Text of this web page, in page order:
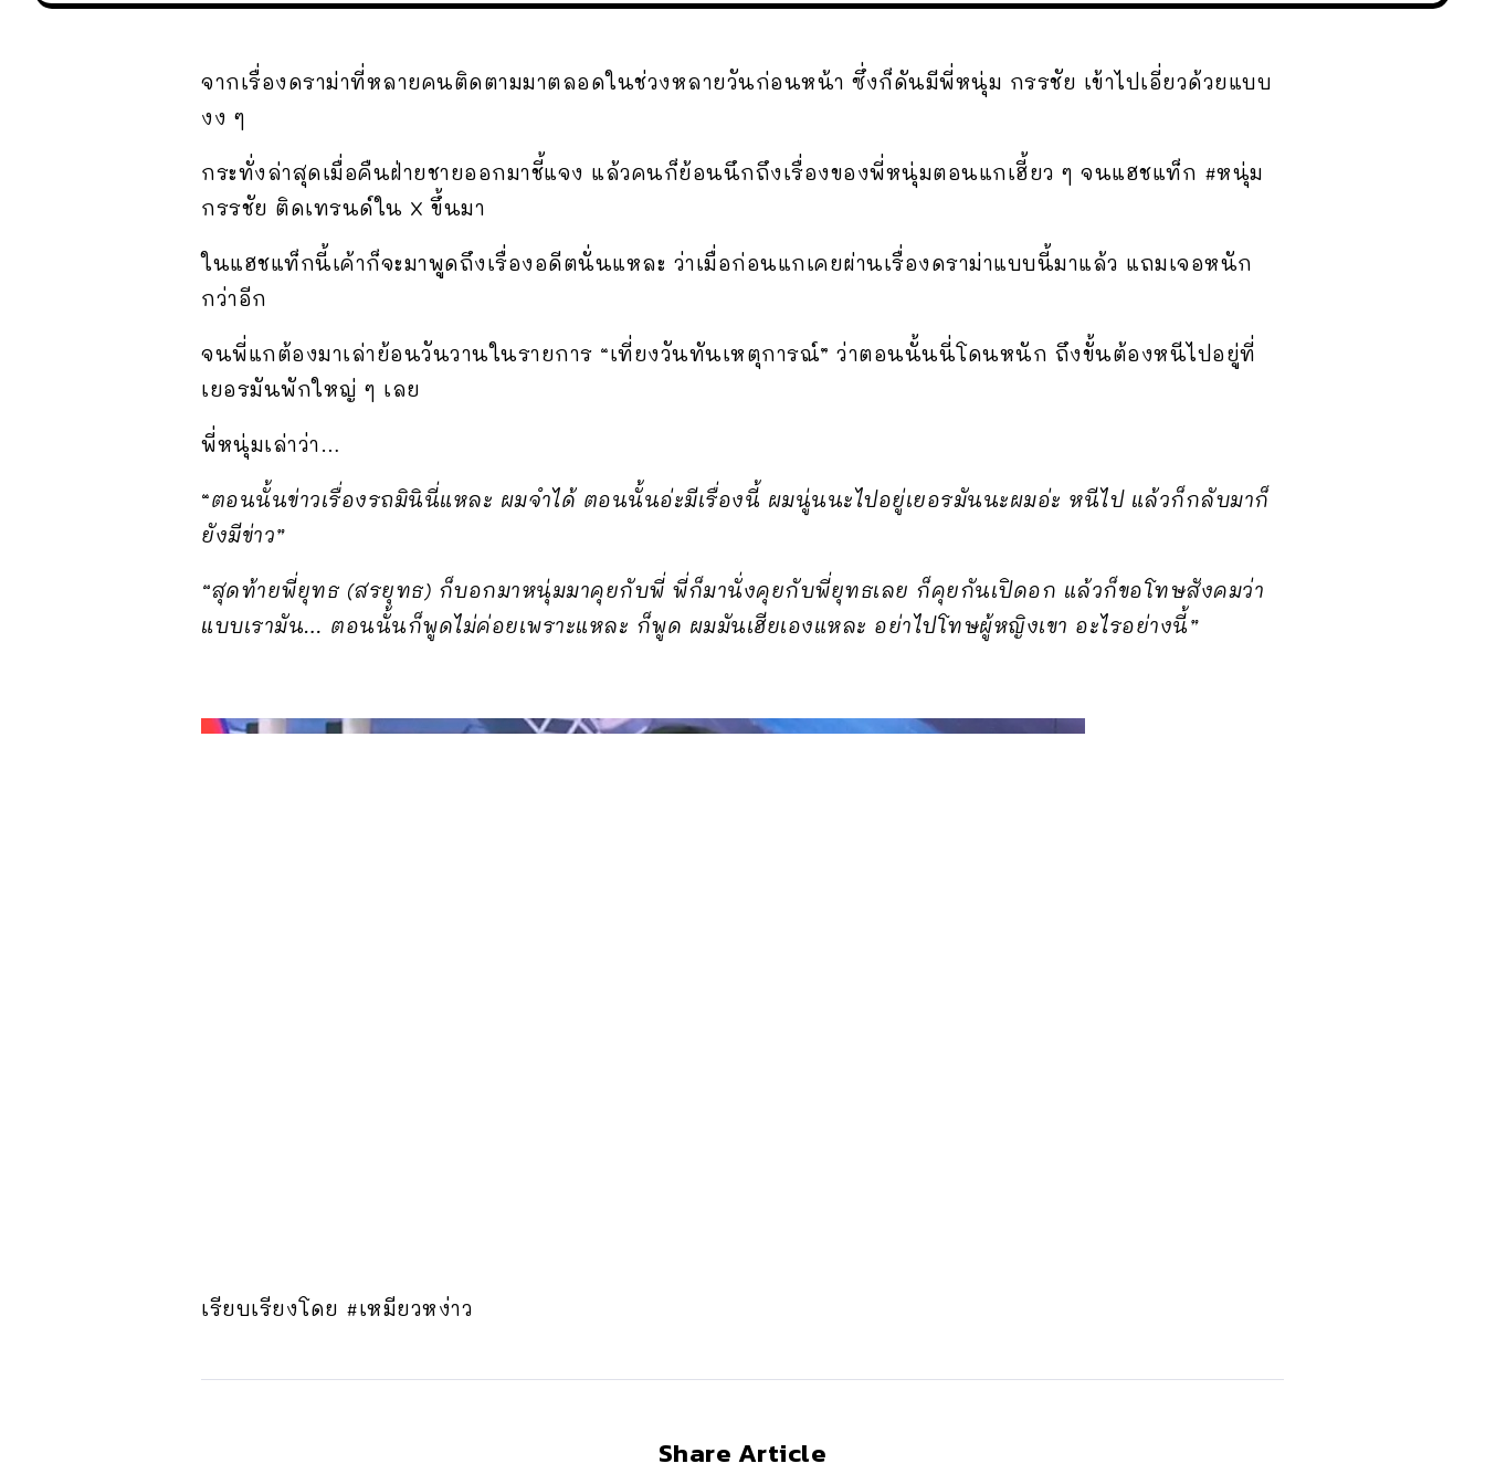
จากเรื่องดราม่าที่หลายคนติดตามมาตลอดในช่วงหลายวันก่อนหน้า ซึ่งก็ดันมีพี่หนุ่ม กรรชัย เข้าไปเอี่ยวด้วยแบบ
งง ๆ
กระทั่งล่าสุดเมื่อคืนฝ่ายชายออกมาชี้แจง แล้วคนก็ย้อนนึกถึงเรื่องของพี่หนุ่มตอนแกเฮี้ยว ๆ จนแฮชแท็ก #หนุ่ม
กรรชัย ติดเทรนด์ใน X ขึ้นมา
ในแฮชแท็กนี้เค้าก็จะมาพูดถึงเรื่องอดีตนั่นแหละ ว่าเมื่อก่อนแกเคยผ่านเรื่องดราม่าแบบนี้มาแล้ว แถมเจอหนัก
กว่าอีก
จนพี่แกต้องมาเล่าย้อนวันวานในรายการ “เที่ยงวันทันเหตุการณ์” ว่าตอนนั้นนี่โดนหนัก ถึงขั้นต้องหนีไปอยู่ที่
เยอรมันพักใหญ่ ๆ เลย
พี่หนุ่มเล่าว่า…
“ตอนนั้นข่าวเรื่องรถมินินี่แหละ ผมจำได้ ตอนนั้นอ่ะมีเรื่องนี้ ผมนู่นนะไปอยู่เยอรมันนะผมอ่ะ หนีไป แล้วก็กลับมาก็
ยังมีข่าว”
“สุดท้ายพี่ยุทธ (สรยุทธ) ก็บอกมาหนุ่มมาคุยกับพี่ พี่ก็มานั่งคุยกับพี่ยุทธเลย ก็คุยกันเปิดอก แล้วก็ขอโทษสังคมว่า
แบบเรามัน… ตอนนั้นก็พูดไม่ค่อยเพราะแหละ ก็พูด ผมมันเฮียเองแหละ อย่าไปโทษผู้หญิงเขา อะไรอย่างนี้”
เรียบเรียงโดย #เหมียวหง่าว
Share Article